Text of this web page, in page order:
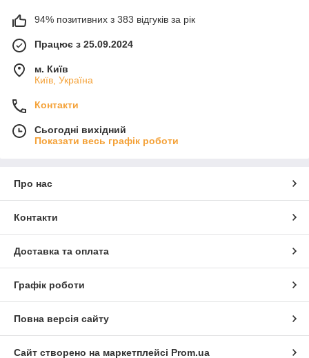
94% позитивних з 383 відгуків за рік
Працює з 25.09.2024
м. Київ
Київ, Україна
Контакти
Сьогодні вихідний
Показати весь графік роботи
Про нас
Контакти
Доставка та оплата
Графік роботи
Повна версія сайту
Сайт створено на маркетплейсі Prom.ua